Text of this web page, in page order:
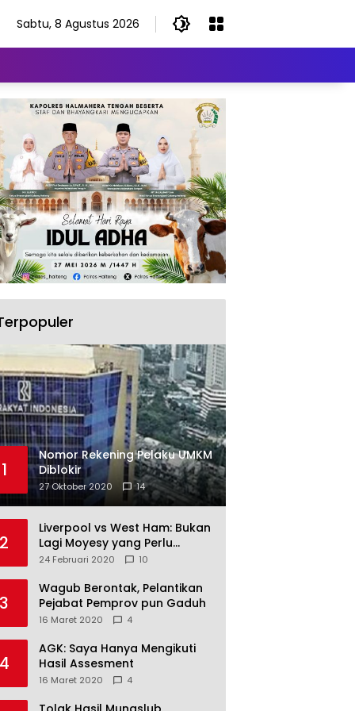
Sabtu, 8 Agustus 2026
1
Nomor Rekening Pelaku UMKM
Diblokir
27 Oktober 2020 14
2
Liverpool vs West Ham: Bukan
Lagi Moyesy yang Perlu
Ditakuti
24 Februari 2020 10
3
Wagub Berontak, Pelantikan
Pejabat Pemprov pun Gaduh
16 Maret 2020 4
4
AGK: Saya Hanya Mengikuti
Hasil Assesment
16 Maret 2020 4